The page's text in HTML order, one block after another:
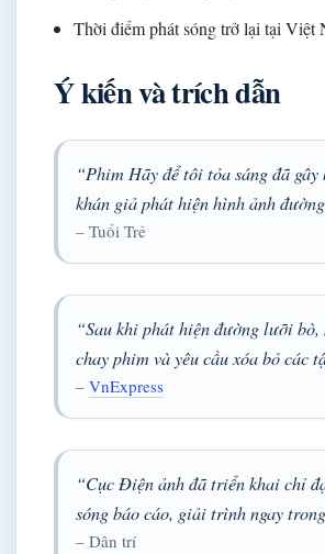
Thời điểm phát sóng trở lại tại Việt
Ý kiến và trích dẫn
“Phim Hãy để tôi tỏa sáng đã
khán giả phát hiện hình ảnh
– Tuổi Trẻ
“Sau khi phát hiện đường lưỡi
chay phim và yêu cầu xóa bỏ các
– VnExpress
“Cục Điện ảnh đã triển khai chỉ
sóng báo cáo, giải trình ngay
– Dân trí